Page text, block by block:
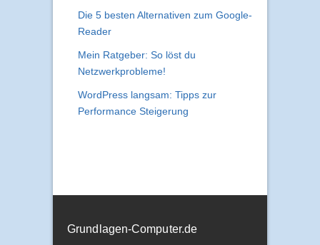
Die 5 besten Alternativen zum Google-
Reader
Mein Ratgeber: So löst du
Netzwerkprobleme!
WordPress langsam: Tipps zur
Performance Steigerung
Grundlagen-Computer.de